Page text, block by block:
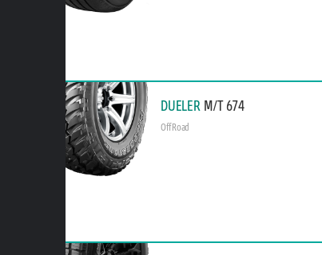
DUELER M/T 674
Off Road